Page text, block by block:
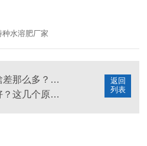
水溶肥厂家
返回
列表
水溶肥价格为啥差那么多？终于明白了
水溶肥效果不好？这几个原因值得深思